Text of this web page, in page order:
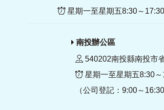
星期一至星期五8:30～17:30
南投辦公區
540202南投縣南投市
星期一至星期五8:30
（公司登記：9:00～